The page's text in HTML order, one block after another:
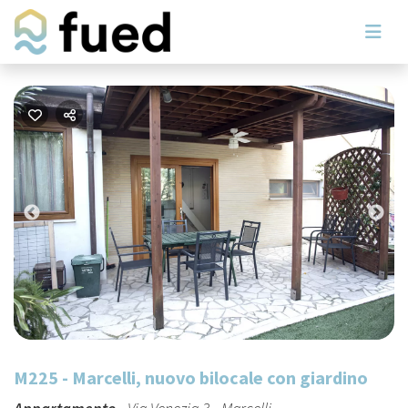
Previous
M225 - Marcelli, nuovo bilocale con giardino